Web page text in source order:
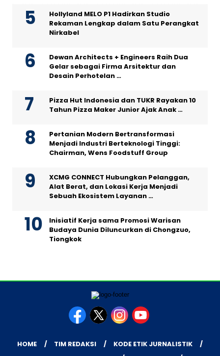
Hollyland MELO P1 Hadirkan Studio
Rekaman Lengkap dalam Satu Perangkat
Nirkabel
Dewan Architects + Engineers Raih Dua
Gelar sebagai Firma Arsitektur dan
Desain Perhotelan …
Pizza Hut Indonesia dan TUKR Rayakan 10
Tahun Pizza Maker Junior Ajak Anak …
Pertanian Modern Bertransformasi
Menjadi Industri Berteknologi Tinggi:
Chairman, Wens Foodstuff Group
XCMG CONNECT Hubungkan Pelanggan,
Alat Berat, dan Lokasi Kerja Menjadi
Sebuah Ekosistem Layanan …
Inisiatif Kerja sama Promosi Warisan
Budaya Dunia Diluncurkan di Chongzuo,
Tiongkok
HOME TIM REDAKSI
KODE ETIK JURNALISTIK